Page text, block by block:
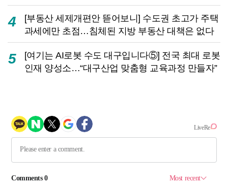
4
[부동산 세제개편안 뜯어보니] 수도권 초고가 주택
과세에만 초점…침체된 지방 부동산 대책은 없다
5
[여기는 AI로봇 수도 대구입니다⑤] 전국 최대 로봇
인재 양성소…“대구산업 맞춤형 교육과정 만들자”